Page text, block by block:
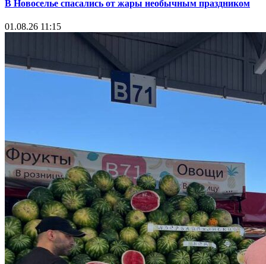
В Новоселье спасались от жары необычным праздником
01.08.26 11:15